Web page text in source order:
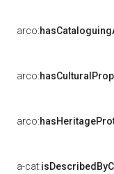
arco:
arco:
arco:
a-cat: